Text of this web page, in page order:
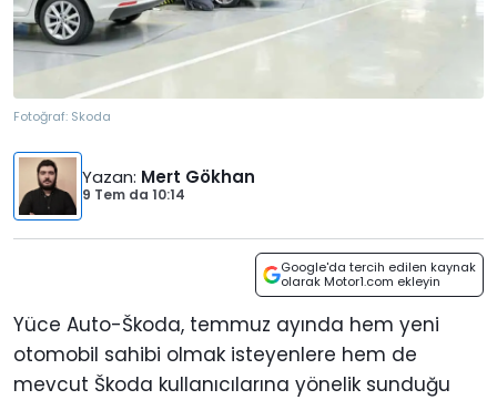
Fotoğraf: Skoda
Yazan: Mert Gökhan
9 Tem da 10:14
Google'da tercih edilen kaynak
olarak Motor1.com ekleyin
Yüce Auto-Škoda, temmuz ayında hem yeni
otomobil sahibi olmak isteyenlere hem de
mevcut Škoda kullanıcılarına yönelik sunduğu